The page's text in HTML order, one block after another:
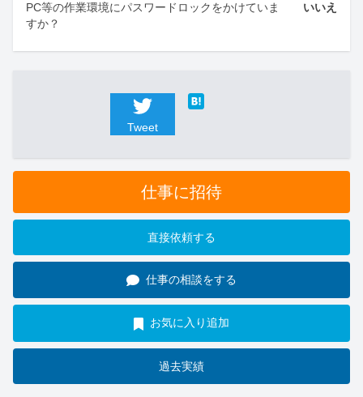
PC等の作業環境にパスワードロックをかけていま
すか？
いいえ
Tweet
仕事に招待
直接依頼する
仕事の相談をする
お気に入り追加
過去実績